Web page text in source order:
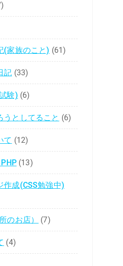
(家族のこと) (61)
記 (33)
験) (6)
うとしてること (6)
て (12)
(13)
作成(CSS勉強中)
のお店） (7)
(4)